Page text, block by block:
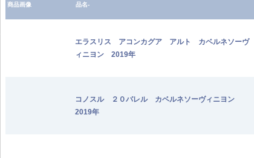
商品画像 品名-
エラスリス アコンカグア アルト カベルネソーヴ
ィニヨン 2019年
コノスル ２０バレル カベルネソーヴィニヨン
2019年